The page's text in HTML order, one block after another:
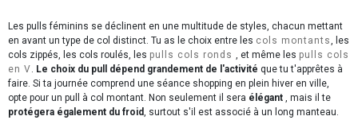
Les pulls féminins se déclinent en une multitude de styles, chacun mettant
en avant un type de col distinct. Tu as le choix entre les cols montants, les
cols zippés, les cols roulés, les pulls cols ronds , et même les pulls cols
en V. Le choix du pull dépend grandement de l'activité que tu t'apprêtes à
faire. Si ta journée comprend une séance shopping en plein hiver en ville,
opte pour un pull à col montant. Non seulement il sera élégant , mais il te
protégera également du froid, surtout s'il est associé à un long manteau.